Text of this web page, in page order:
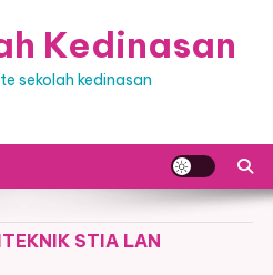
Kedinasan
sekolah kedinasan
STIA LAN